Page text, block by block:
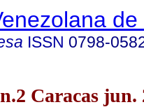
ISSN 0798-
Caracas jun.